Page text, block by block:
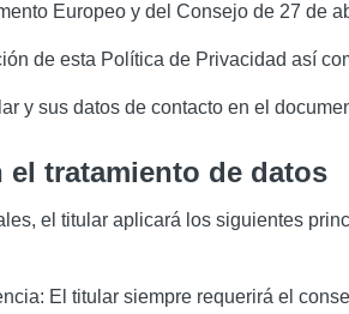
Europeo y del Consejo de 27 de
de esta Política de Privacidad así
y sus datos de contacto en el
el tratamiento de datos
el titular aplicará los siguientes
El titular siempre requerirá el